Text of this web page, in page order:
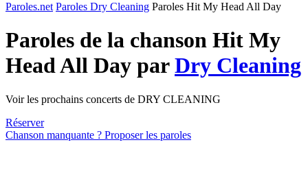
Paroles.net Paroles Dry Cleaning Paroles Hit My Head All Day
Paroles de la chanson Hit My
Head All Day parDry Cleaning
Voir les prochains concerts de DRY CLEANING
Réserver
Chanson manquante ? Proposer les paroles